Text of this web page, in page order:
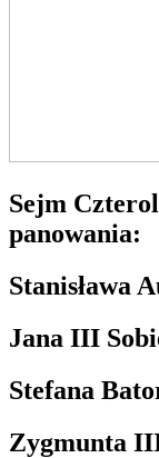
Sejm
panowania:
Stanisława
Jana III
Stefana
Zygmunta